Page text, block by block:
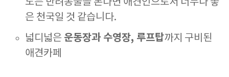
은 천국일 것 같습니다.
넓디넓은 운동장과 수영장, 루프탑까지 구비된
애견카페